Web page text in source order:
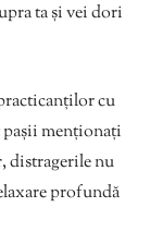
ta și vei dori
cu
pașii menționați
distragerile nu
profundă